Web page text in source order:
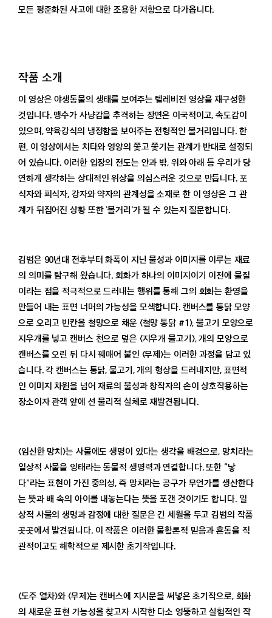
모든 평준화된 사고에 대한 조용한 저항으로 다가옵니다.
작품 소개
이 영상은 야생동물의 생태를 보여주는 텔레비전 영상을 재구성한
것입니다. 맹수가 사냥감을 추격하는 장면은 이국적이고, 속도감이
있으며, 약육강식의 냉정함을 보여주는 전형적인 볼거리입니다. 한
편, 이 영상에서는 치타와 영양의 쫓고 쫓기는 관계가 반대로 설정되
어 있습니다. 이러한 입장의 전도는 안과 밖, 위와 아래 등 우리가 당
연하게 생각하는 상대적인 위상을 의심스러운 것으로 만듭니다. 포
식자와 피식자, 강자와 약자의 관계성을 소재로 한 이 영상은 그 관
계가 뒤집어진 상황 또한 ‘볼거리’가 될 수 있는지 질문합니다.
김범은 90년대 전후부터 화폭이 지닌 물성과 이미지를 이루는 재료
의 의미를 탐구해 왔습니다. 회화가 하나의 이미지이기 이전에 물질
이라는 점을 적극적으로 드러내는 행위를 통해 그의 회화는 환영을
만들어 내는 표면 너머의 가능성을 모색합니다. 캔버스를 통닭 모양
으로 오리고 빈칸을 철망으로 채운 〈철망 통닭 #1〉, 물고기 모양으로
지우개를 넣고 캔버스 천으로 덮은 〈지우개 물고기〉, 개의 모양으로
캔버스를 오린 뒤 다시 꿰매어 붙인 〈무제〉는 이러한 과정을 담고 있
습니다. 각 캔버스는 통닭, 물고기, 개의 형상을 드러내지만, 표면적
인 이미지 차원을 넘어 재료의 물성과 창작자의 손이 상호작용하는
장소이자 관객 앞에 선 물리적 실체로 재발견됩니다.
〈임신한 망치〉는 사물에도 생명이 있다는 생각을 배경으로, 망치라는
일상적 사물을 잉태라는 동물적 생명력과 연결합니다. 또한 “낳
다”라는 표현이 가진 중의성, 즉 망치라는 공구가 무언가를 생산한다
는 뜻과 배 속의 아이를 내놓는다는 뜻을 포갠 것이기도 합니다. 일
상적 사물의 생명과 감정에 대한 질문은 긴 세월을 두고 김범의 작품
곳곳에서 발견됩니다. 이 작품은 이러한 물활론적 믿음과 혼동을 직
관적이고도 해학적으로 제시한 초기작입니다.
〈도주 열차〉와 〈무제〉는 캔버스에 지시문을 써넣은 초기작으로, 회화
의 새로운 표현 가능성을 찾고자 시작한 다소 엉뚱하고 실험적인 작